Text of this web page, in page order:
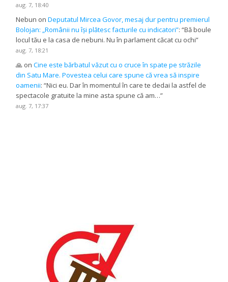
aug. 7, 18:40
Nebun onDeputatul Mircea Govor, mesaj dur pentru premierul
Bolojan: „Românii nu își plătesc facturile cu indicatori”: “Bă boule
locul tău e la casa de nebuni. Nu în parlament căcat cu ochi”
aug. 7, 18:21
🙏 onCine este bărbatul văzut cu o cruce în spate pe străzile
din Satu Mare. Povestea celui care spune că vrea să inspire
oamenii: “Nici eu. Dar în momentul în care te dedai la astfel de
spectacole gratuite la mine asta spune că am…”
aug. 7, 17:37